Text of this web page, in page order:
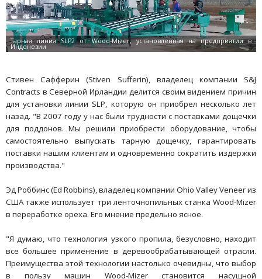
Стивен Сафферин (Stiven Sufferin), владелец компании S&J
Contracts в Северной Ирландии делится своим видением причин
для установки линии SLP, которую он приобрел несколько лет
назад. "В 2007 году у нас были трудности с поставками дощечки
для поддонов. Мы решили приобрести оборудование, чтобы
самостоятельно выпускать тарную дощечку, гарантировать
поставки нашим клиентам и одновременно сократить издержки
производства."
Эд Роббинс (Ed Robbins), владелец компании Ohio Valley Veneer из
США также использует три ленточнопильных станка Wood-Mizer
в переработке ореха. Его мнение предельно ясное.
"Я думаю, что технология узкого пропила, безусловно, находит
все большее применение в деревообрабатывающей отрасли.
Преимущества этой технологии настолько очевидны, что выбор
в пользу машин Wood-Mizer становится насущной